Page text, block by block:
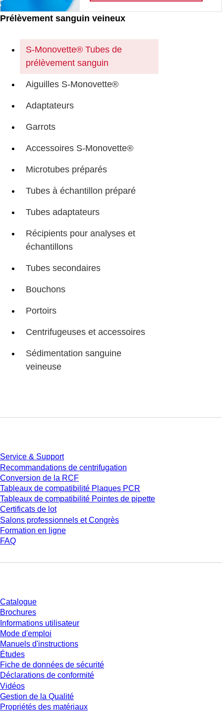
Prélèvement sanguin veineux
S-Monovette® Tubes de
prélèvement sanguin
Aiguilles S-Monovette®
Adaptateurs
Garrots
Accessoires S-Monovette®
Microtubes préparés
Tubes à échantillon préparé
Tubes adaptateurs
Récipients pour analyses et
échantillons
Tubes secondaires
Bouchons
Portoirs
Centrifugeuses et accessoires
Sédimentation sanguine
veineuse
Service & Support
Recommandations de centrifugation
Conversion de la RCF
Tableaux de compatibilité Plaques PCR
Tableaux de compatibilité Pointes de pipette
Certificats de lot
Salons professionnels et Congrès
Formation en ligne
FAQ
Catalogue
Brochures
Informations utilisateur
Mode d'emploi
Manuels d'instructions
Études
Fiche de données de sécurité
Déclarations de conformité
Vidéos
Gestion de la Qualité
Propriétés des matériaux